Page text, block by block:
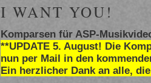
I WANT YOU!
Komparsen für ASP-
**UPDATE 5. August! Die
nun per Mail in den
Ein herzlicher Dank an alle,